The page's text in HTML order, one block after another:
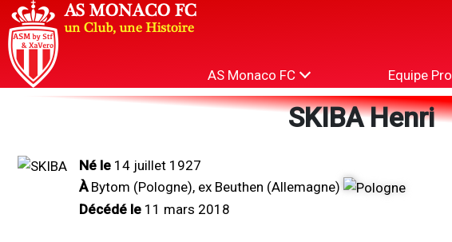
AS Monaco FC Equipe Pro
SKIBA Henri
Né le 14 juillet 1927
ÀBytom (Pologne), ex Beuthen (Allemagne)
Décédé le 11 mars 2018